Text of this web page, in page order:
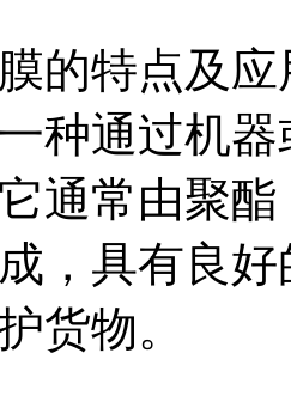
的特点及应
种通过机
通常由聚
，具有良
货物。